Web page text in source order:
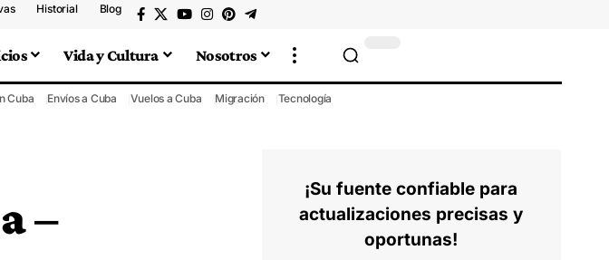
Historial Blog
Vida y Cultura Nosotros
Cuba Envíos a Cuba Vuelos a Cuba Migración Tecnología
–
¡Su fuente confiable para
actualizaciones precisas y
oportunas!